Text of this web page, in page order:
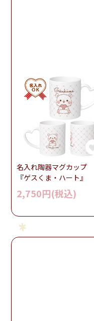
名入れ陶器マグカップ
『ゲスくま・ハート』
2,750円(税込)